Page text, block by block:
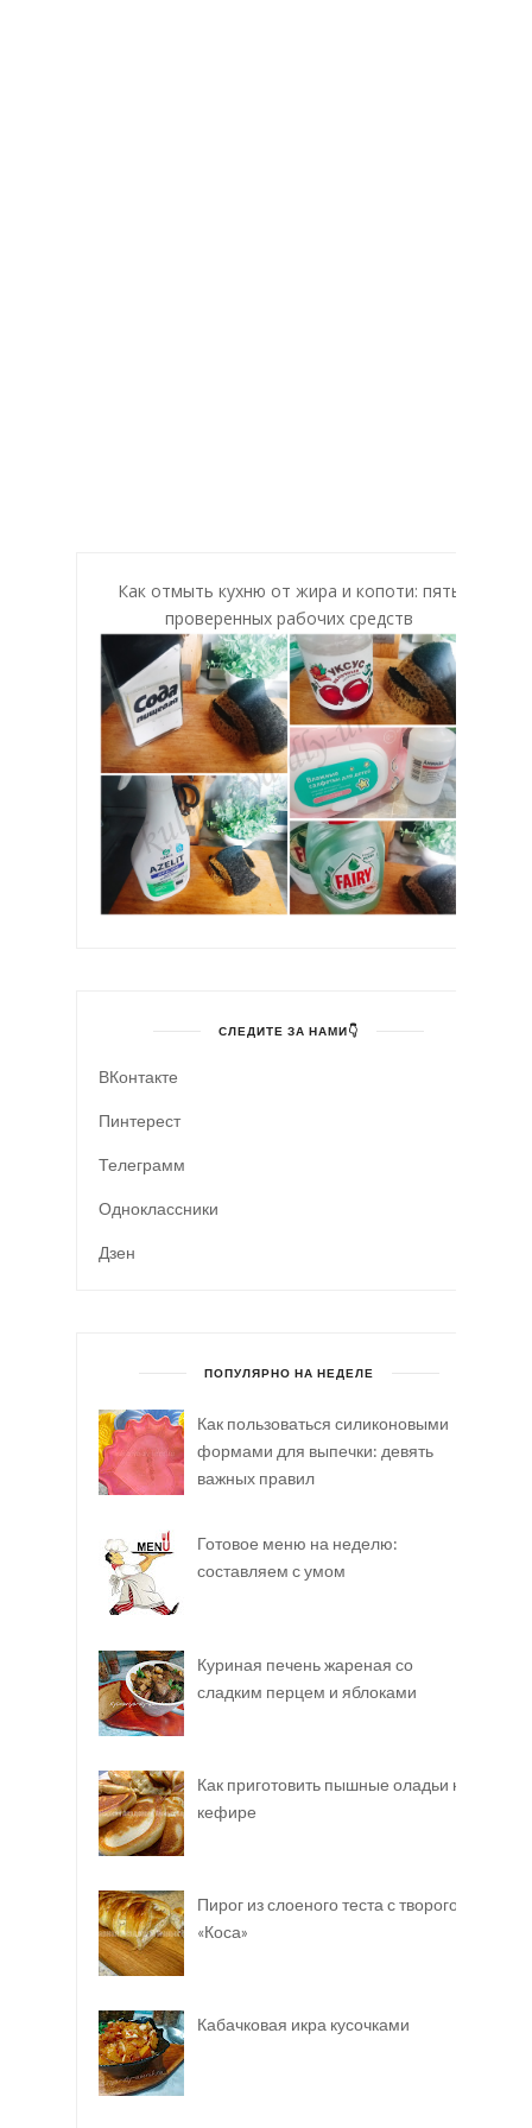
Как отмыть кухню от жира и копоти: пять
проверенных рабочих средств
СЛЕДИТЕ ЗА НАМИ👇
ВКонтакте
Пинтерест
Телеграмм
Одноклассники
Дзен
ПОПУЛЯРНО НА НЕДЕЛЕ
Как пользоваться силиконовыми
формами для выпечки: девять
важных правил
Готовое меню на неделю:
составляем с умом
Куриная печень жареная со
сладким перцем и яблоками
Как приготовить пышные оладьи на
кефире
Пирог из слоеного теста с творогом
«Коса»
Кабачковая икра кусочками